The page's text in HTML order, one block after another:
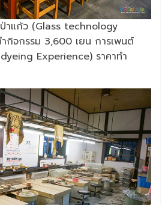
ป่าแก้ว (Glass technology
กิจกรรม 3,600 เยน การเพนต์
Experience) ราคาทำ